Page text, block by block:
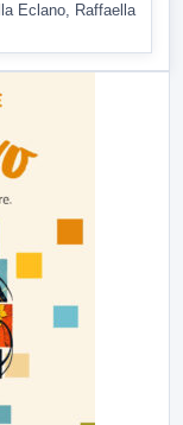
Eclano, Raffaella